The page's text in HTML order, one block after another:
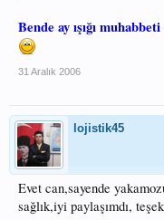
Bende ay ışığı
31 Aralık 2006
lojistik45
Evet can,sayende
sağlık,iyi paylaşımdı,